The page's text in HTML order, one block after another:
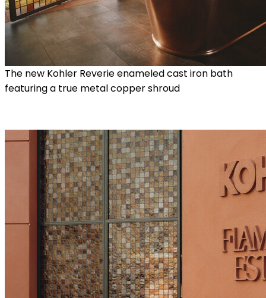
The new Kohler Reverie enameled cast iron bath
featuring a true metal copper shroud